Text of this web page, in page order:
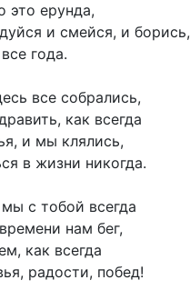
это ерунда,
и смейся, и борись,
года.
все собрались,
как всегда
и мы клялись,
в жизни никогда.
с тобой всегда
нам бег,
как всегда
радости, побед!